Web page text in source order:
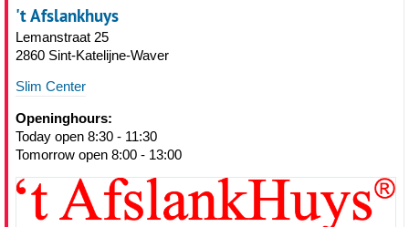
't Afslankhuys
Lemanstraat 25
2860 Sint-Katelijne-Waver
Slim Center
Openinghours:
Today open 8:30 - 11:30
Tomorrow open 8:00 - 13:00